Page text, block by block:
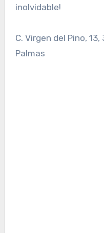
inolvidable!
C. Virgen del Pino,
Palmas